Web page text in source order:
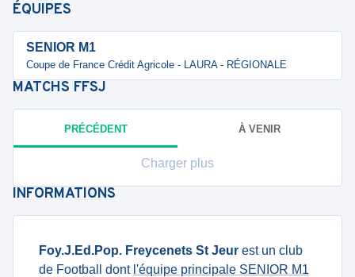
ÉQUIPES
SENIOR M1
Coupe de France Crédit Agricole - LAURA - RÉGIONALE
MATCHS FFSJ
PRÉCÉDENT À VENIR
Charger plus
INFORMATIONS
Foy.J.Ed.Pop. Freycenets St Jeur est un club
de Football dont l'équipe principale SENIOR M1